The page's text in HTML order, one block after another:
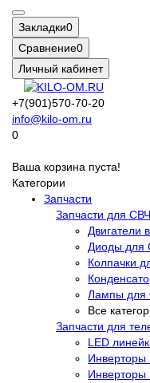
Закладки0
Сравнение0
Личный кабинет
+7(901)570-70-20
info@kilo-om.ru
0
Ваша корзина пуста!
Категории
Запчасти
Запчасти для СВЧ
Двигатели
Диоды для
Колпачки
Лампы для
Все
Запчасти для
LED
Инверторы
Инверторы